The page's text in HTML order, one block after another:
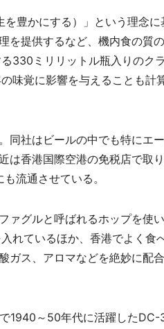
豊かにする）」という理念に
を提供するなど、機内食の質
330ミリリットル瓶入りのク
味覚に影響を与えることも計
社はビールの中でも特にエ
は香港国際空港の免税店で取
流通させている。
グルと呼ばれるホップを使
れているほか、香港でよく食
ガス、アロマなどを絶妙に配
1940～50年代に活躍したDC-